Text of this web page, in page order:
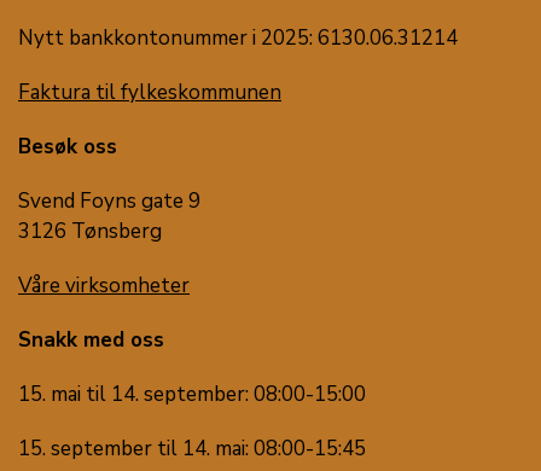
Nytt bankkontonummer i 2025: 6130.06.31214
Faktura til fylkeskommunen
Besøk oss
Svend Foyns gate 9
3126 Tønsberg
Våre virksomheter
Snakk med oss
15. mai til 14. september: 08:00-15:00
15. september til 14. mai: 08:00-15:45